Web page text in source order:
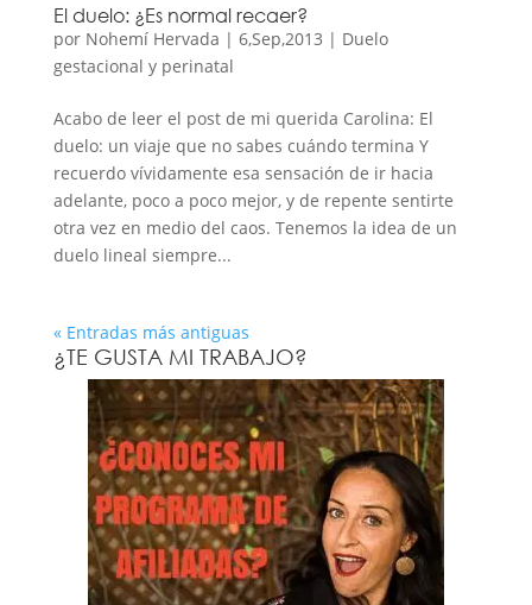
El duelo: ¿Es normal recaer?
por Nohemí Hervada | 6,Sep,2013 | Duelo
gestacional y perinatal
Acabo de leer el post de mi querida Carolina: El
duelo: un viaje que no sabes cuándo termina Y
recuerdo vívidamente esa sensación de ir hacia
adelante, poco a poco mejor, y de repente sentirte
otra vez en medio del caos. Tenemos la idea de un
duelo lineal siempre...
« Entradas más antiguas
¿TE GUSTA MI TRABAJO?